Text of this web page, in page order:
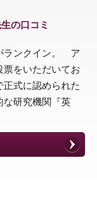
の口コミ
ンクイン。 ア
票をいただいてお
正式に認められた
な研究機関『英